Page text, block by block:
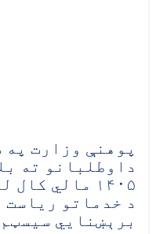
پوهنې وزارت
داوطلبانو ته
۱۴۰۵ مالي
د خدماتو ریاست
برېښنايي